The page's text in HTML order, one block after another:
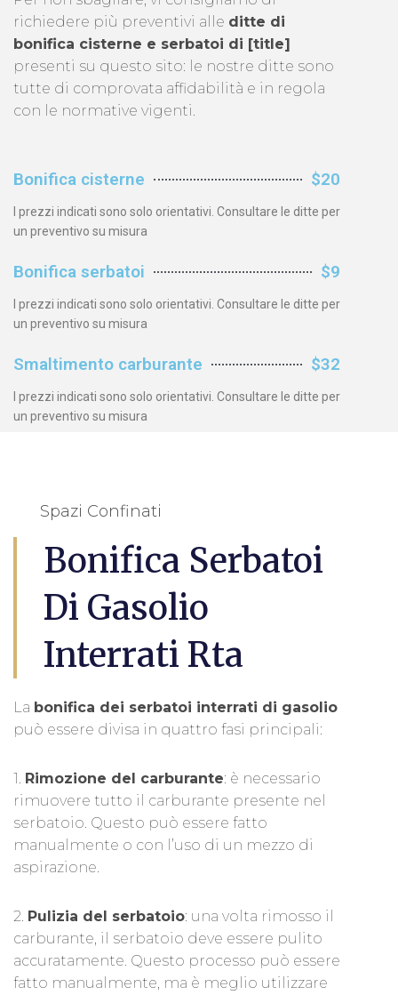
richiedere più preventivi alle ditte di
bonifica cisterne e serbatoi di [title]
presenti su questo sito: le nostre ditte sono
tutte di comprovata affidabilità e in regola
con le normative vigenti.
Bonifica cisterne $20
I prezzi indicati sono solo orientativi. Consultare le ditte per
un preventivo su misura
Bonifica serbatoi $9
I prezzi indicati sono solo orientativi. Consultare le ditte per
un preventivo su misura
Smaltimento carburante $32
I prezzi indicati sono solo orientativi. Consultare le ditte per
un preventivo su misura
Spazi Confinati
Bonifica Serbatoi
Di Gasolio
Interrati Rta
La bonifica dei serbatoi interrati di gasolio
può essere divisa in quattro fasi principali:
1. Rimozione del carburante: è necessario
rimuovere tutto il carburante presente nel
serbatoio. Questo può essere fatto
manualmente o con l’uso di un mezzo di
aspirazione.
2. Pulizia del serbatoio: una volta rimosso il
carburante, il serbatoio deve essere pulito
accuratamente. Questo processo può essere
fatto manualmente, ma è meglio utilizzare